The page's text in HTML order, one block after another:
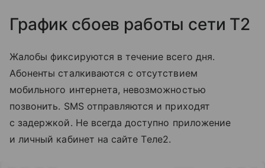
График сбоев работы сети T2
Жалобы фиксируются в течение всего дня.
Абоненты сталкиваются с отсутствием
мобильного интернета, невозможностью
позвонить. SMS отправляются и приходят
с задержкой. Не всегда доступно приложение
и личный кабинет на сайте Tеле2.